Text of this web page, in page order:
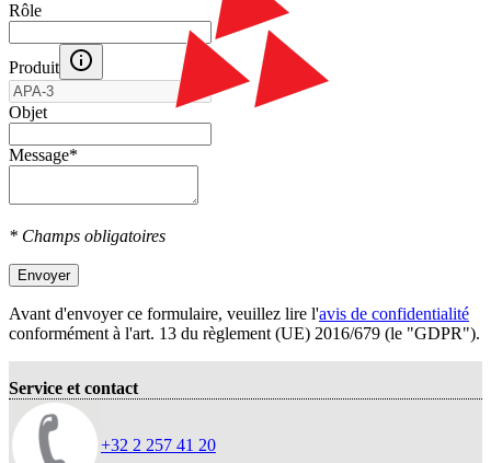
Rôle
Produit
Objet
Message*
* Champs obligatoires
Envoyer
Avant d'envoyer ce formulaire, veuillez lire l'avis de confidentialité
conformément à l'art. 13 du règlement (UE) 2016/679 (le "GDPR").
Service et contact
+32 2 257 41 20